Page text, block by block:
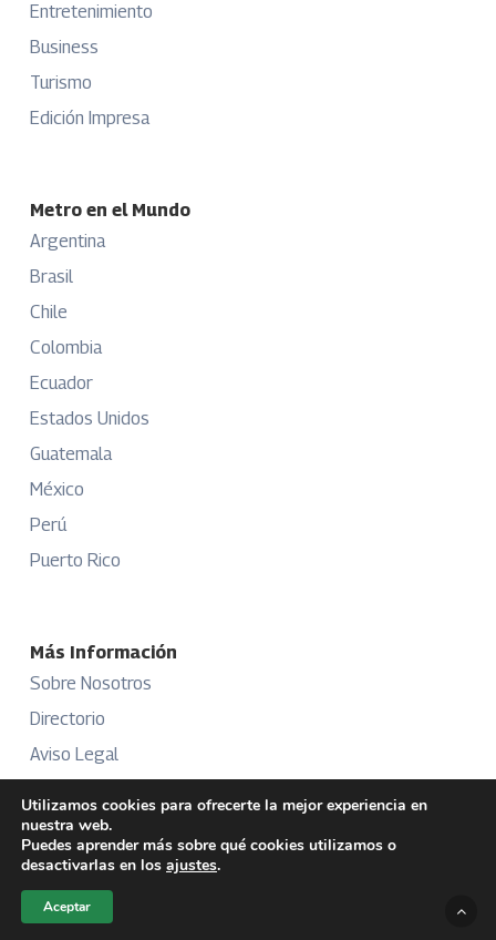
Entretenimiento
Business
Turismo
Edición Impresa
Metro en el Mundo
Argentina
Brasil
Chile
Colombia
Ecuador
Estados Unidos
Guatemala
México
Perú
Puerto Rico
Más Información
Sobre Nosotros
Directorio
Aviso Legal
Publicidad
Utilizamos cookies para ofrecerte la mejor experiencia en
nuestra web.
Puedes aprender más sobre qué cookies utilizamos o
desactivarlas en los ajustes.
Aceptar